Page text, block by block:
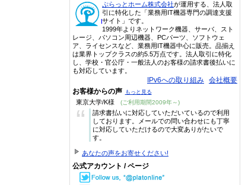
ぷらっとホーム株式会社が運用する、法人取
引に特化した「業務用IT機器専門の調達支援
サイト」です。
1999年よりネットワーク機器、サーバ、スト
レージ、パソコン周辺機器、PCパーツ、ソフトウェ
ア、ライセンスなど、業務用IT機器中心に販売。品揃え
は業界トップクラスの約5.5万点です。法人取引に特化
し、学校・官公庁・一般法人のお客様の請求書後払いに
も対応しています。
IPv6への取り組み 会社概要
お客様からの声 もっと見る
東京大学/K様 (ご利用期間2009年～)
“
請求書払いに対応していただいているので利用
しております。メールでの問い合わせにも丁寧
に対応していただけるので大変ありがたいで
す。
あなたの声をお寄せください!
公式アカウント / ページ